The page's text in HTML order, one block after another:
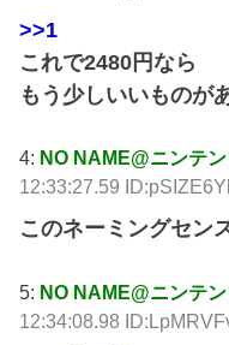
>>1
これで2480円なら
もう少しいいものが
4: NO NAME@ニンテ
12:33:27.59
このネーミングセン
5: NO NAME@ニンテ
12:34:08.98